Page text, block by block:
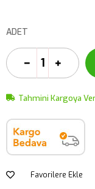
ADET
Tahmini Kargoya
Favorilere Ekle